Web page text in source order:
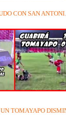
CON SAN
TOMAYAPO